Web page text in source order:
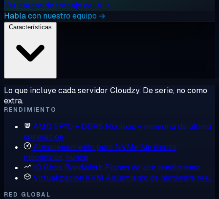
Ver cargas de trabajo de IA →
Habla con nuestro equipo →
Lo que incluye cada servidor Cloudzy. De serie, no como
extra.
RENDIMIENTO
AMD EPYC + DDR5 Núcleos y memoria de última
generación
Almacenamiento puro NVMeSin discos
mecánicos, nunca
10 Gbps Bandwidth Planes de alto rendimiento
Virtualización KVM Aislamiento de hardware real
RED GLOBAL